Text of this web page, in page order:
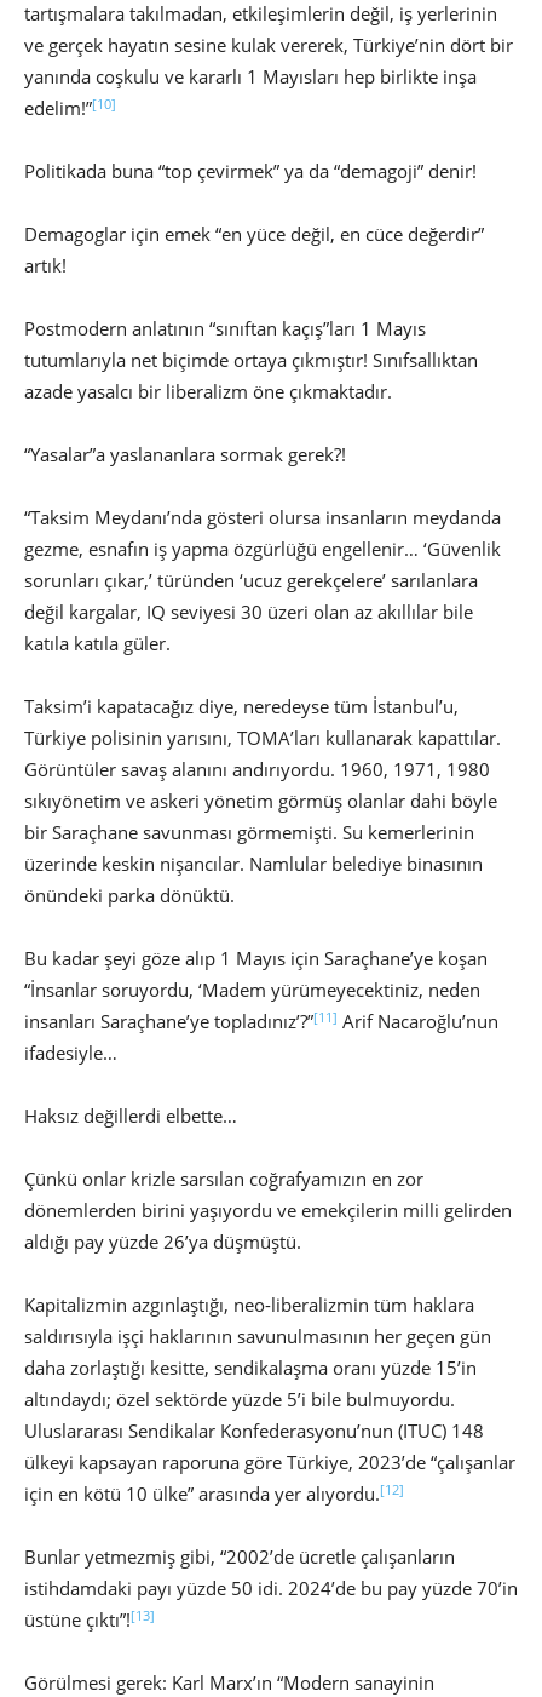
tartışmalara takılmadan, etkileşimlerin değil, iş yerlerinin
ve gerçek hayatın sesine kulak vererek, Türkiye’nin dört bir
yanında coşkulu ve kararlı 1 Mayısları hep birlikte inşa
edelim!”[10]
Politikada buna “top çevirmek” ya da “demagoji” denir!
Demagoglar için emek “en yüce değil, en cüce değerdir”
artık!
Postmodern anlatının “sınıftan kaçış”ları 1 Mayıs
tutumlarıyla net biçimde ortaya çıkmıştır! Sınıfsallıktan
azade yasalcı bir liberalizm öne çıkmaktadır.
“Yasalar”a yaslananlara sormak gerek?!
“Taksim Meydanı’nda gösteri olursa insanların meydanda
gezme, esnafın iş yapma özgürlüğü engellenir… ‘Güvenlik
sorunları çıkar,’ türünden ‘ucuz gerekçelere’ sarılanlara
değil kargalar, IQ seviyesi 30 üzeri olan az akıllılar bile
katıla katıla güler.
Taksim’i kapatacağız diye, neredeyse tüm İstanbul’u,
Türkiye polisinin yarısını, TOMA’ları kullanarak kapattılar.
Görüntüler savaş alanını andırıyordu. 1960, 1971, 1980
sıkıyönetim ve askeri yönetim görmüş olanlar dahi böyle
bir Saraçhane savunması görmemişti. Su kemerlerinin
üzerinde keskin nişancılar. Namlular belediye binasının
önündeki parka dönüktü.
Bu kadar şeyi göze alıp 1 Mayıs için Saraçhane’ye koşan
“İnsanlar soruyordu, ‘Madem yürümeyecektiniz, neden
insanları Saraçhane’ye topladınız’?”[11] Arif Nacaroğlu’nun
ifadesiyle…
Haksız değillerdi elbette…
Çünkü onlar krizle sarsılan coğrafyamızın en zor
dönemlerden birini yaşıyordu ve emekçilerin milli gelirden
aldığı pay yüzde 26’ya düşmüştü.
Kapitalizmin azgınlaştığı, neo-liberalizmin tüm haklara
saldırısıyla işçi haklarının savunulmasının her geçen gün
daha zorlaştığı kesitte, sendikalaşma oranı yüzde 15’in
altındaydı; özel sektörde yüzde 5’i bile bulmuyordu.
Uluslararası Sendikalar Konfederasyonu’nun (ITUC) 148
ülkeyi kapsayan raporuna göre Türkiye, 2023’de “çalışanlar
için en kötü 10 ülke” arasında yer alıyordu.[12]
Bunlar yetmezmiş gibi, “2002’de ücretle çalışanların
istihdamdaki payı yüzde 50 idi. 2024’de bu pay yüzde 70’in
üstüne çıktı”![13]
Görülmesi gerek: Karl Marx’ın “Modern sanayinin